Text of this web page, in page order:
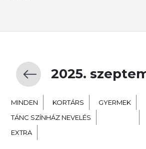
2025.
MINDEN KORTÁRS
GYERMEK
TÁNC SZÍNHÁZ NEVELÉS
EXTRA